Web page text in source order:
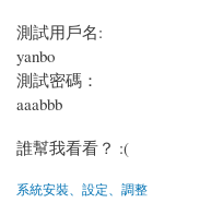
測試用戶名:
yanbo
測試密碼：
aaabbb
誰幫我看看？ :(
系統安裝、設定、調整